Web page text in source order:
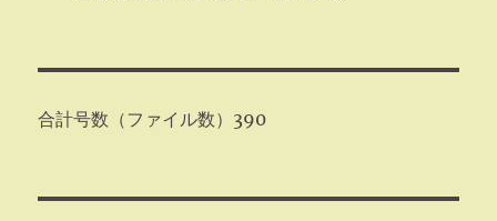
合計号数（ファイル数）390